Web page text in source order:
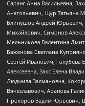
Саранг Анна Васильевна,
Анатольевич, Щур Татьяна
Блинушов Андрей Юрьевич,
Михайлович, Симонов
Мельникова Валентина
Баженова Светлана
Сергей Иванович, Голубева
Алексеевна, Закс Елена
Людмила Залмановна,
Вячеславович, Арапова
Прохоров Вадим Юрьевич,